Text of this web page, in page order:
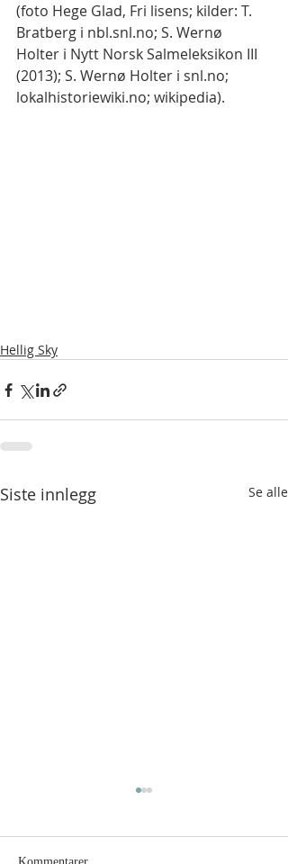
(foto Hege Glad, Fri lisens; kilder: T.
Bratberg i nbl.snl.no; S. Wernø
Holter i Nytt Norsk Salmeleksikon III
(2013); S. Wernø Holter i snl.no;
lokalhistoriewiki.no; wikipedia).
Hellig Sky
Siste innlegg Se alle